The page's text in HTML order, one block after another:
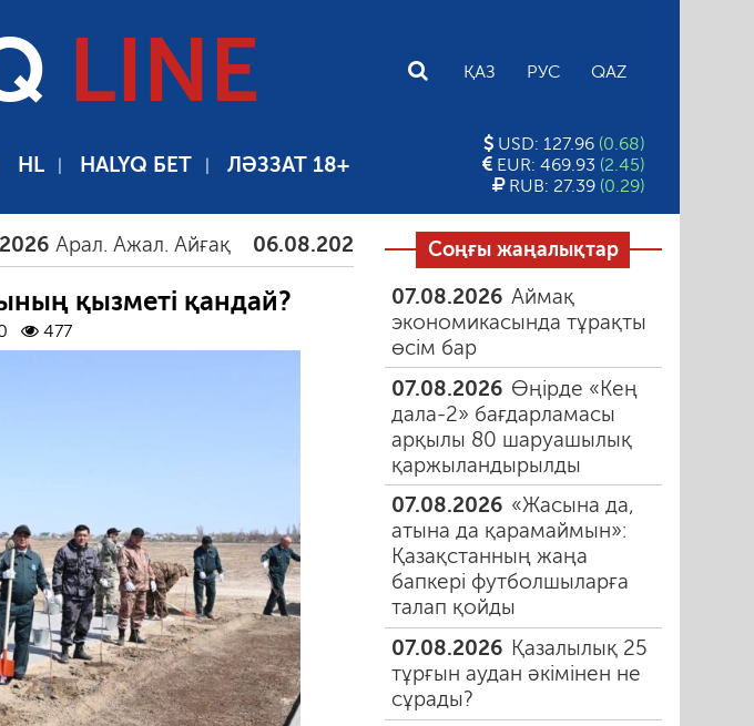
LINE ҚАЗ РУС QAZ
HL HALYQ БЕТ ЛӘЗЗАТ 18+
USD: 127.96 (0.68)
EUR: 469.93 (2.45)
RUB: 27.39 (0.29)
Ажал. Айғақ 06.08.2026 Тамыздағы таңғы түтін 06.08.2026
қызметі қандай?
477
Соңғы жаңалықтар
07.08.2026 Аймақ
экономикасында тұрақты
өсім бар
07.08.2026 Өңірде «Кең
дала-2» бағдарламасы
арқылы 80 шаруашылық
қаржыландырылды
07.08.2026 «Жасына да,
атына да қарамаймын»:
Қазақстанның жаңа
бапкері футболшыларға
талап қойды
07.08.2026 Қазалылық 25
тұрғын аудан әкімінен не
сұрады?